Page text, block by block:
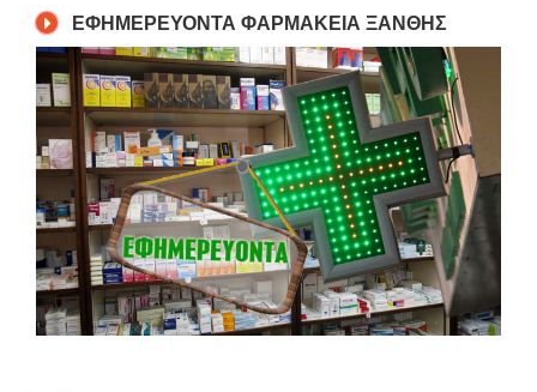
ΕΦΗΜΕΡΕΥΟΝΤΑ ΦΑΡΜΑΚΕΙΑ ΞΑΝΘΗΣ